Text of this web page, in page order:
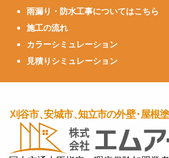
雨漏り・防水工事についてはこちら
施工の流れ
カラーシミュレーション
見積りシミュレーション